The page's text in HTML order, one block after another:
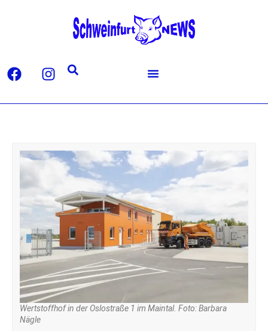
Wertstoffhof in der Oslostraße 1 im Maintal. Foto: Barbara
Nägle